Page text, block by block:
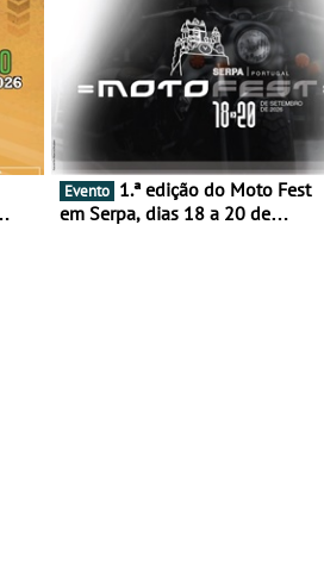
Evento
em Serpa, dias 18 a 20 de